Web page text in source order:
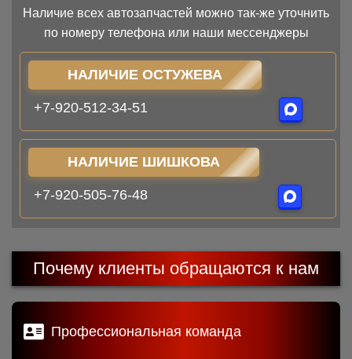
Наличие всех автозапчастей можно так-же уточнить
по номеру телефона или наши мессенджеры
НАЛИЧИЕ ОСТУЖЕВА
+7-920-512-34-51
НАЛИЧИЕ ШИШКОВА
+7-920-505-76-48
Почему клиенты обращаются к нам
Профессиональная команда